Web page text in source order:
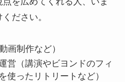
ださい。
画制作など）
営（講演やビヨンドのフィ
使ったリトリートなど）